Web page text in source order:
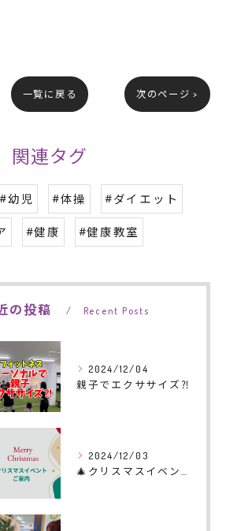
一覧に戻る 次のページ >
関連タグ
#幼児 #体操 #ダイエット
#健康 #健康教室
の投稿 Recent Posts
2024/12/04
親子でエクササイズ⁈
2024/12/03
🎄クリスマスイベントのご案内🎄